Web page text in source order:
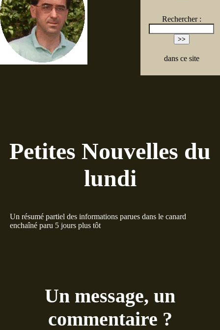
Rechercher :
dans ce site
Petites Nouvelles du
lundi
Un résumé partiel des informations parues dans le canard
enchaîné paru 5 jours plus tôt
Un message, un
commentaire ?